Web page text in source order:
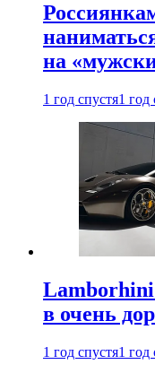
на
1 год спустя1 год
в очень
1 год спустя1 год